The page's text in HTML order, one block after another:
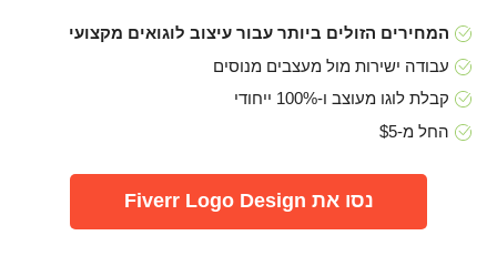
המחירים הזולים ביותר עבור עיצוב לוגואים מקצועי
עבודה ישירות מול מעצבים מנוסים
קבלת לוגו מעוצב ו-100% ייחודי
החל מ-$5
נסו את Fiverr Logo Design